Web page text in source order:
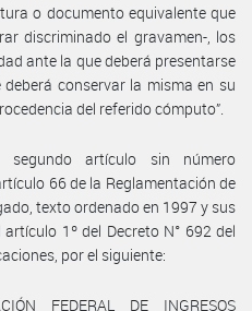
o documento equivalente que
discriminado el gravamen-, los
ante la que deberá presentarse
conservar la misma en su
del referido cómputo”.
segundo artículo sin número
66 de la Reglamentación de
texto ordenado en 1997 y sus
1º del Decreto N° 692 del
por el siguiente:
FEDERAL DE INGRESOS